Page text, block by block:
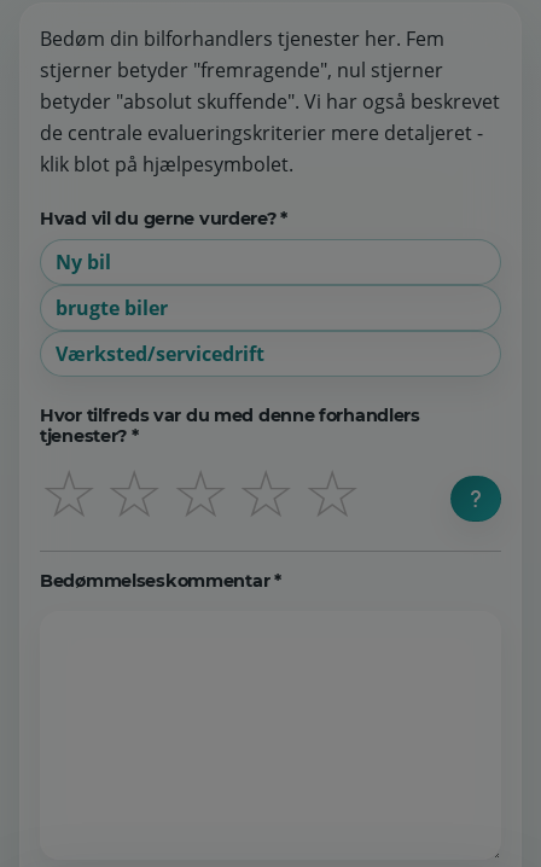
Bedøm din bilforhandlers tjenester her. Fem
stjerner betyder "fremragende", nul stjerner
betyder "absolut skuffende". Vi har også beskrevet
de centrale evalueringskriterier mere detaljeret -
klik blot på hjælpesymbolet.
Hvad vil du gerne vurdere? *
Ny bil
brugte biler
Værksted/servicedrift
Hvor tilfreds var du med denne forhandlers
tjenester? *
☆
☆
☆
☆
☆
Bedømmelseskommentar *